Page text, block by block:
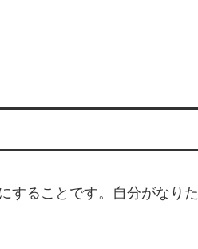
することです。自分がなりた